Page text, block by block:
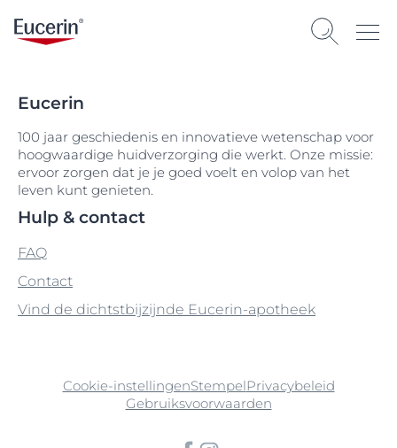
Eucerin
100 jaar geschiedenis en innovatieve wetenschap voor
hoogwaardige huidverzorging die werkt. Onze missie:
ervoor zorgen dat je je goed voelt en volop van het
leven kunt genieten.
Hulp & contact
FAQ
Contact
Vind de dichtstbijzijnde Eucerin-apotheek
Cookie-instellingenStempelPrivacybeleid
Gebruiksvoorwaarden